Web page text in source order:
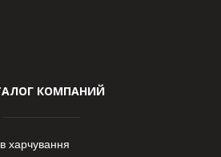
КОМПАНИЙ
харчування